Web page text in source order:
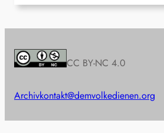
CC BY-NC 4.0
Archivkontakt@demvolkedienen.org